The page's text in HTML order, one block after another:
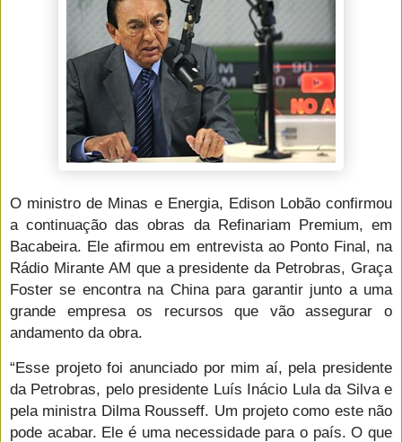
O ministro de Minas e Energia, Edison Lobão confirmou
a continuação das obras da Refinariam Premium, em
Bacabeira. Ele afirmou em entrevista ao Ponto Final, na
Rádio Mirante AM que a presidente da Petrobras, Graça
Foster se encontra na China para garantir junto a uma
grande empresa os recursos que vão assegurar o
andamento da obra.
“Esse projeto foi anunciado por mim aí, pela presidente
da Petrobras, pelo presidente Luís Inácio Lula da Silva e
pela ministra Dilma Rousseff. Um projeto como este não
pode acabar. Ele é uma necessidade para o país. O que